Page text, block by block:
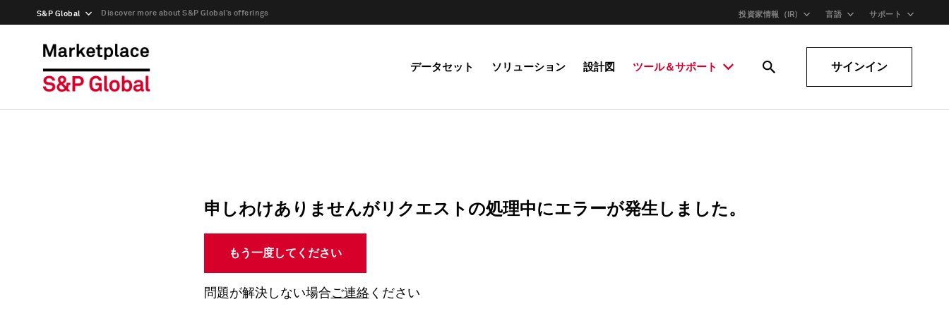
S&P Global Discover more about S&P Global’s offerings 投資家情報（IR) 言語 サポート
データセット ソリューション 設計図 ツール＆サポート サインイン
申しわけありませんがリクエストの処理中にエラーが発生しました。
もう一度してください
問題が解決しない場合ご連絡 ください